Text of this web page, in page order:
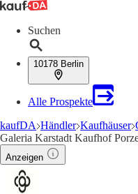
Suchen
10178 Berlin
Alle Prospekte
kaufDA Händler Kaufhäuser
Galeria Karstadt Kaufhof
Anzeigen